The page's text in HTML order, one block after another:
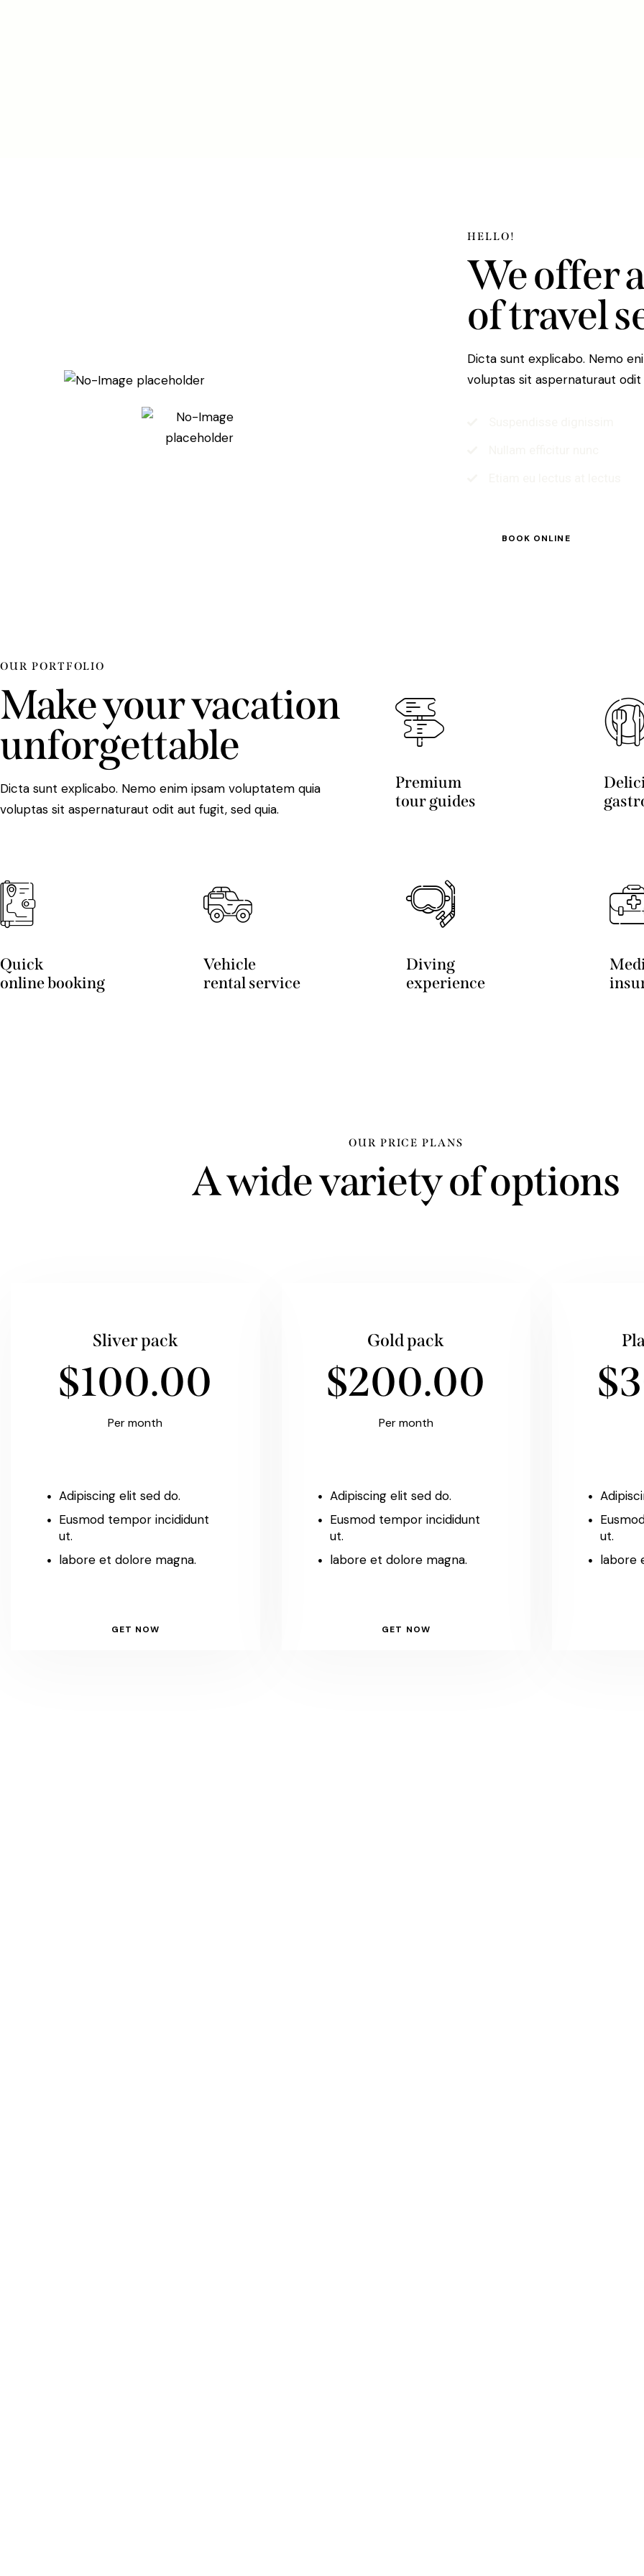
HELLO!
We offer
of travel
Dicta sunt explicabo. Nemo
voluptas sit aspernaturaut odit
BOOK ONLINE
OUR PORTFOLIO
Make your vacation
unforgettable
Dicta sunt explicabo. Nemo enim ipsam voluptatem quia
voluptas sit aspernaturaut odit aut fugit, sed quia.
Premium
tour guides
Quick
online booking
Vehicle
rental service
Diving
experience
OUR PRICE PLANS
A wide variety of options
Sliver pack
$100.00
Per month
Adipiscing elit sed do.
Eusmod tempor incididunt
ut.
labore et dolore magna.
GET NOW
Gold pack
$200.00
Per month
Adipiscing elit sed do.
Eusmod tempor incididunt
ut.
labore et dolore magna.
GET NOW
ut.
labore